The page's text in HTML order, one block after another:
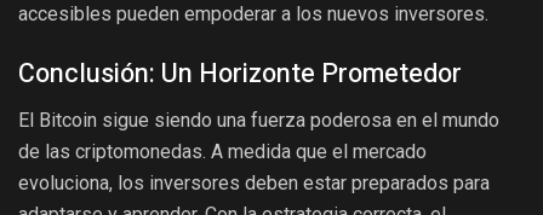
accesibles pueden empoderar a los nuevos inversores.
Conclusión: Un Horizonte Prometedor
El Bitcoin sigue siendo una fuerza poderosa en el mundo
de las criptomonedas. A medida que el mercado
evoluciona, los inversores deben estar preparados para